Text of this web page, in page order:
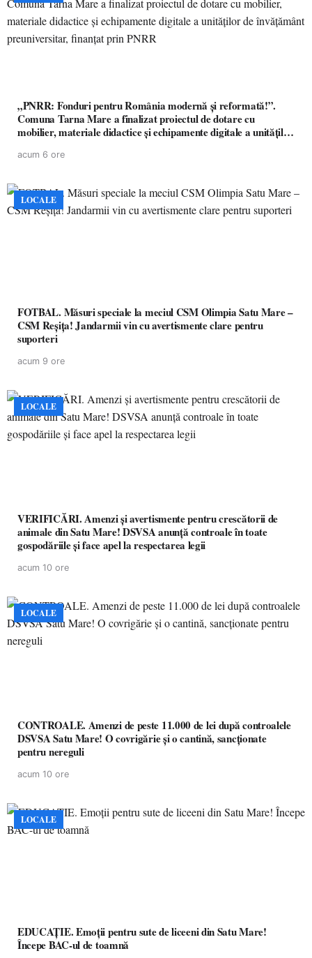
„PNRR: Fonduri pentru România modernă și reformată!”.
Comuna Tarna Mare a finalizat proiectul de dotare cu
mobilier, materiale didactice și echipamente digitale a unităților
acum 6 ore
LOCALE
FOTBAL. Măsuri speciale la meciul CSM Olimpia Satu Mare –
CSM Reșița! Jandarmii vin cu avertismente clare pentru
suporteri
acum 9 ore
LOCALE
VERIFICĂRI. Amenzi și avertismente pentru crescătorii de
animale din Satu Mare! DSVSA anunță controale în toate
gospodăriile și face apel la respectarea legii
acum 10 ore
LOCALE
CONTROALE. Amenzi de peste 11.000 de lei după controalele
DSVSA Satu Mare! O covrigărie și o cantină, sancționate
pentru nereguli
acum 10 ore
LOCALE
EDUCAȚIE. Emoții pentru sute de liceeni din Satu Mare!
Începe BAC-ul de toamnă